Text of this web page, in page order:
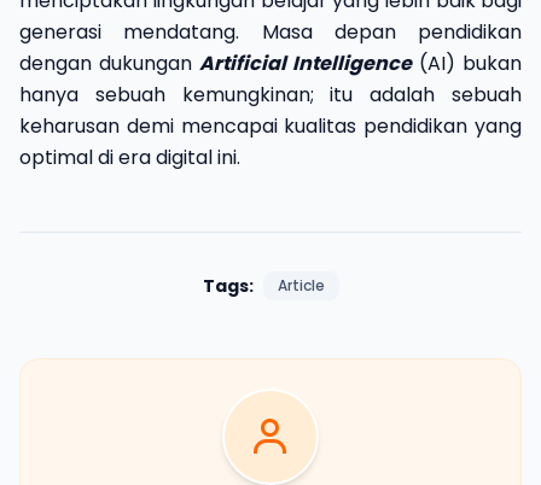
generasi mendatang. Masa depan pendidikan
dengan dukungan Artificial Intelligence(AI) bukan
hanya sebuah kemungkinan; itu adalah sebuah
keharusan demi mencapai kualitas pendidikan yang
optimal di era digital ini.
Tags: Article